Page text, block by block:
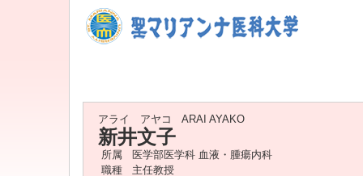
アライ アヤコ ARAI AYAKO
新井文子
所属
医学部医学科 血液・腫瘍内科
職種
主任教授